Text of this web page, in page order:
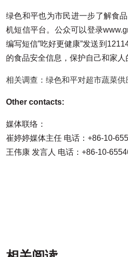
绿色和平也为市民进一步了解食
机短信平台。公众可以登录
编写短信”吃好更健康”发送到
的食品安全信息，保护自己和家人
相关调查：绿色和平对超市蔬菜
Other contacts:
媒体联络：
崔婷婷媒体主任 电话：+86-10-
王伟康 发言人 电话：+86-10-